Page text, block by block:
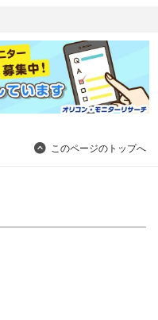
このページのトップへ